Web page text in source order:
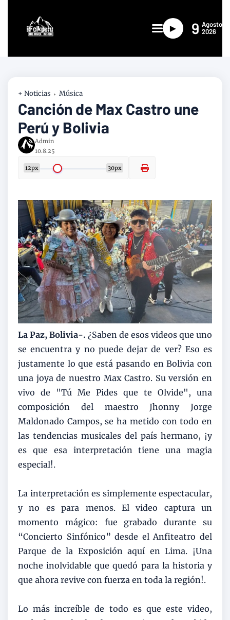
► 9 Agosto
2026
+ Noticias Música
Canción de Max Castro une
Perú y Bolivia
Admin
10.8.25
12px 30px
La Paz, Bolivia-. ¿Saben de esos videos que uno
se encuentra y no puede dejar de ver? Eso es
justamente lo que está pasando en Bolivia con
una joya de nuestro Max Castro. Su versión en
vivo de "Tú Me Pides que te Olvide", una
composición del maestro Jhonny Jorge
Maldonado Campos, se ha metido con todo en
las tendencias musicales del país hermano, ¡y
es que esa interpretación tiene una magia
especial!.
La interpretación es simplemente espectacular,
y no es para menos. El video captura un
momento mágico: fue grabado durante su
“Concierto Sinfónico” desde el Anfiteatro del
Parque de la Exposición aquí en Lima. ¡Una
noche inolvidable que quedó para la historia y
que ahora revive con fuerza en toda la región!.
Lo más increíble de todo es que este video,